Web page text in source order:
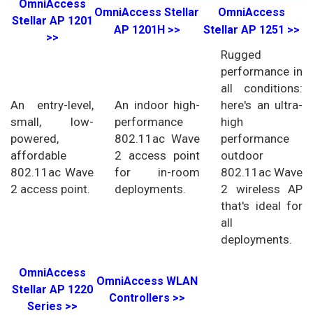
OmniAccess
Stellar AP 1201
>>
OmniAccess Stellar
AP 1201H >>
OmniAccess
Stellar AP 1251 >>
An entry-level,
small, low-
powered,
affordable
802.11ac Wave
2 access point.
An indoor high-
performance
802.11ac Wave
2 access point
for in-room
deployments.
Rugged
performance in
all conditions:
here's an ultra-
high
performance
outdoor
802.11ac Wave
2 wireless AP
that's ideal for
all
deployments.
OmniAccess
Stellar AP 1220
Series >>
OmniAccess WLAN
Controllers >>